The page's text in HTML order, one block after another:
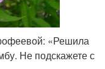
«Решила
Не подскажете с